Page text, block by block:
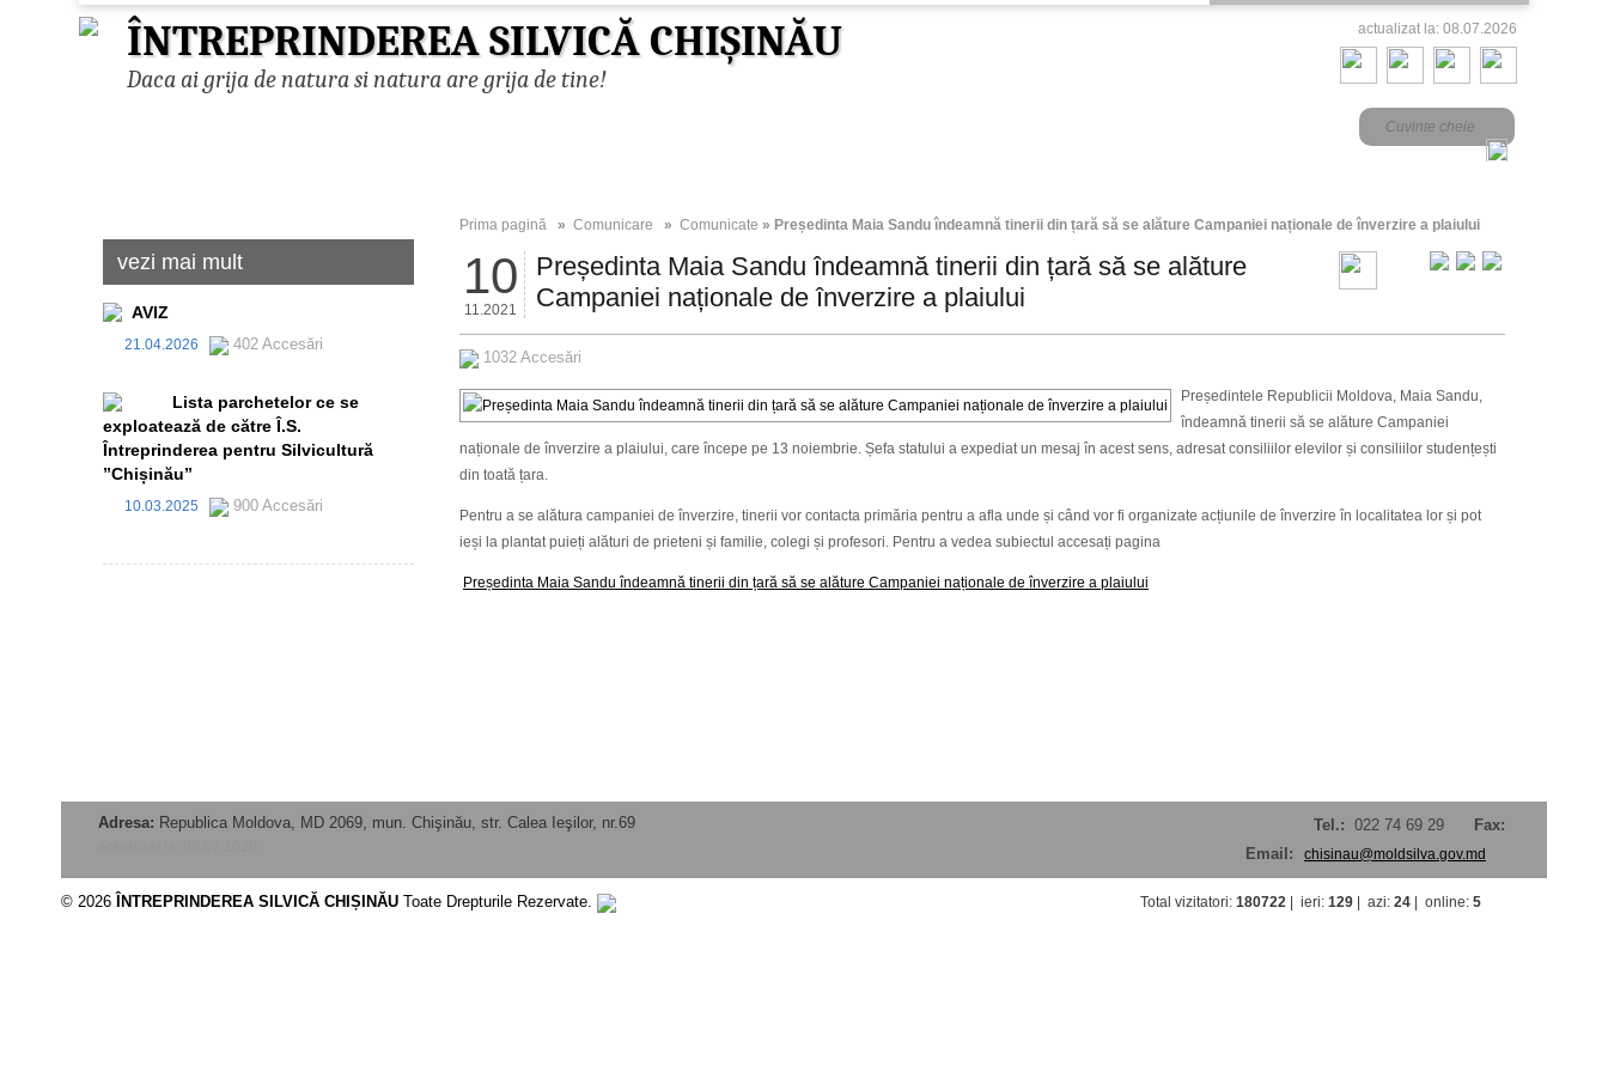
ÎNTREPRINDEREA SILVICĂ CHIȘINĂU
Daca ai grija de natura si natura are grija de tine!
actualizat la: 08.07.2026
vezi mai mult
AVIZ
21.04.2026 402 Accesări
Lista parchetelor ce se
exploatează de către Î.S.
Întreprinderea pentru Silvicultură
”Chișinău”
10.03.2025 900 Accesări
Prima pagină » Comunicare » Comunicate » Președinta Maia Sandu îndeamnă tinerii din țară să se alăture Campaniei naționale de înverzire a plaiului
10
11.2021
Președinta Maia Sandu îndeamnă tinerii din țară să se alăture
Campaniei naționale de înverzire a plaiului
1032 Accesări
Președintele Republicii Moldova, Maia Sandu,
îndeamnă tinerii să se alăture Campaniei
naționale de înverzire a plaiului, care începe pe 13 noiembrie. Șefa statului a expediat un mesaj în acest sens, adresat consiliilor elevilor și consiliilor studențești
din toată țara.
Pentru a se alătura campaniei de înverzire, tinerii vor contacta primăria pentru a afla unde și când vor fi organizate acțiunile de înverzire în localitatea lor și pot
ieși la plantat puieți alături de prieteni și familie, colegi și profesori. Pentru a vedea subiectul accesați pagina
Președinta Maia Sandu îndeamnă tinerii din țară să se alăture Campaniei naționale de înverzire a plaiului
Adresa: Republica Moldova, MD 2069, mun. Chişinău, str. Calea Ieşilor, nr.69 Tel.: 022 74 69 29
Fax:
Email:
chisinau@moldsilva.gov.md
© 2026 ÎNTREPRINDEREA SILVICĂ CHIȘINĂU Toate Drepturile Rezervate. Total vizitatori: 180722 ieri: 129 azi: 24 online: 5